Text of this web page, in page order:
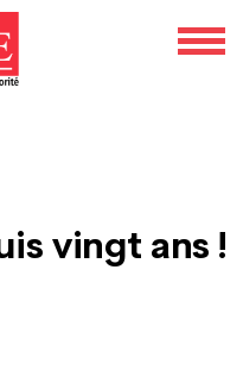
vingt ans !